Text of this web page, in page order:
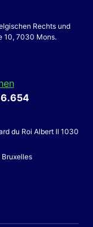
Rechts und
10, 7030 Mons.
du Roi Albert II 1030